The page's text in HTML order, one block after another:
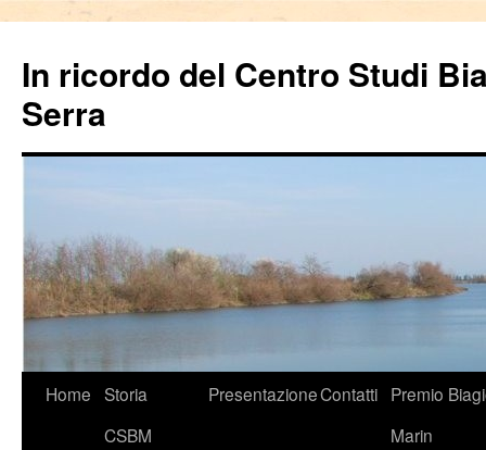
In ricordo del Centro Studi
Serra
VaiHome Storia
CSBM
PresentazioneContatti Premio
Marin